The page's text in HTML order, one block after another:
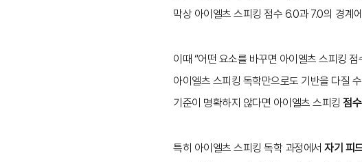
막상 아이엘츠 스피킹 점수 6.0과 7.0의 경계
이때 “어떤 요소를 바꾸면 아이엘츠 스피킹
아이엘츠 스피킹 독학만으로도 기반을 다질
기준이 명확하지 않다면 아이엘츠 스피킹점
특히 아이엘츠 스피킹 독학 과정에서자기 피